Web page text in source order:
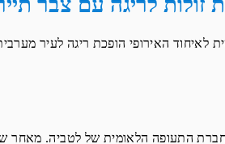
האירופי הופכת ריגה לעיר